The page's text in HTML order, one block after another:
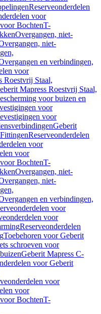
Reserveonderdelen
voor
BochtenT-
Overgangen, niet-
niet-
en verbindingen,
voor
Roestvrij Staal,
Mapress Roestvrij Staal,
voor buizen en
voor
voor
Geberit
FittingenReserveonderdelen
voor
voor
BochtenT-
Overgangen, niet-
niet-
en verbindingen,
voor
voor
Reserveonderdelen
Toebehoren voor Geberit
schroeven voor
Geberit Mapress C-
voor Geberit
voor
voor
BochtenT-